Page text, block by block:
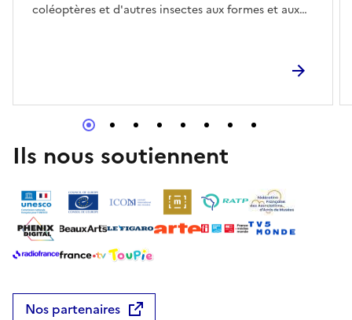
coléoptères et d'autres insectes aux formes et aux
motifs géométriques complexes - et leur importance
apprenez à nommer et à admirer cette petite faune
locale, mais aussi à comprendre quel est leur rôle.
alimentaire et alliés précieux pour l'équilibre de nos
d'un jardin
Ils nous soutiennent
Nos partenaires